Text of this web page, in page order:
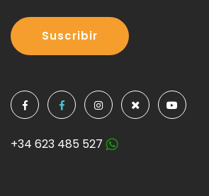
Suscribir
+34 623 485 527